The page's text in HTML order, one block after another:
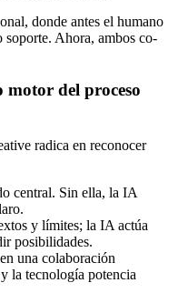
donde antes el humano
Ahora, ambos co-
del proceso
radica en reconocer
central. Sin ella, la IA
y límites; la IA actúa
posibilidades.
una colaboración
la tecnología potencia